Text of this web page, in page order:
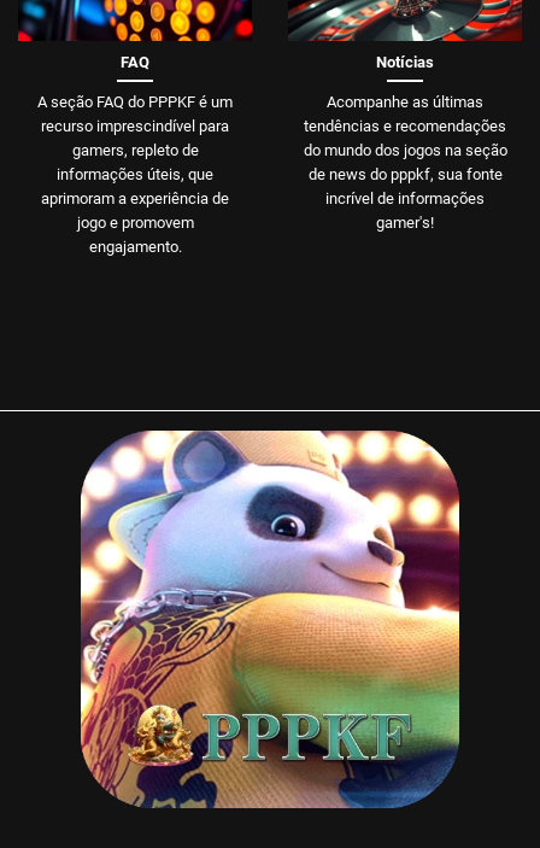
FAQ
A seção FAQ do PPPKF é um
recurso imprescindível para
gamers, repleto de
informações úteis, que
aprimoram a experiência de
jogo e promovem
engajamento.
Notícias
Acompanhe as últimas
tendências e recomendações
do mundo dos jogos na seção
de news do pppkf, sua fonte
incrível de informações
gamer's!